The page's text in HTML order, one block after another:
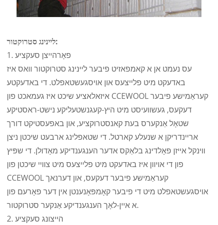
ליינינג סטרוקטור:
1. פאָרהייצן סעקציע
עס נעמט אן א קאמפאזיט פיבער ליינינג סטרוקטור וואס איז
באדעקט מיט פלייצעס און אויסגעשטאפלט. די באדעקטע
איזאלאציע שיכט איז געמאכט פון CCEWOOL קעראַמישע פיבער
דעקעס, געשוועיסט מיט היץ-קעגנשטעליקע נישט-ראסטיקע
שטאָל אַנקערס בעת קאנסטרוקציע, און באפעסטיקט דורך
אריינדריקן א שנעלע קארטל. די שטאפלינג ארבעט שיכטן ניצן
ווינקל אייזן פאָלדינג בלאַקס אדער הענגענדיקע מאָדולן. די שפּיץ
פון די אויוון איז באדעקט מיט פלייצעס מיט צוויי שיכטן פון
CCEWOOL קעראַמישע פיבער דעקעס, און דערנאך
אויסגעשטאפלט מיט די פיבער קאָמפּאָנענטן אין דער פאָרעם פון
א איין-לאָך הענגענדיקע אַנקער סטרוקטור.
2. הייצונג סעקציע